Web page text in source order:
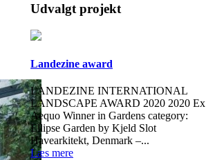
Udvalgt projekt
Landezine award
LANDEZINE INTERNATIONAL
LANDSCAPE AWARD 2020 2020 Ex
Aequo Winner in Gardens category:
Ellipse Garden by Kjeld Slot
Havearkitekt, Denmark –...
Læs mere